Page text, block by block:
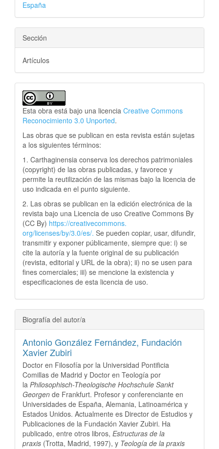
España
Sección
Artículos
Esta obra está bajo una licencia Creative Commons
Reconocimiento 3.0 Unported.
Las obras que se publican en esta revista están sujetas
a los siguientes términos:
1. Carthaginensia conserva los derechos patrimoniales
(copyright) de las obras publicadas, y favorece y
permite la reutilización de las mismas bajo la licencia de
uso indicada en el punto siguiente.
2. Las obras se publican en la edición electrónica de la
revista bajo una Licencia de uso Creative Commons By
(CC By) https://creativecommons.
org/licenses/by/3.0/es/. Se pueden copiar, usar, difundir,
transmitir y exponer públicamente, siempre que: i) se
cite la autoría y la fuente original de su publicación
(revista, editorial y URL de la obra); ii) no se usen para
fines comerciales; iii) se mencione la existencia y
especificaciones de esta licencia de uso.
Biografía del autor/a
Antonio González Fernández, Fundación
Xavier Zubiri
Doctor en Filosofía por la Universidad Pontificia
Comillas de Madrid y Doctor en Teología por
la Philosophisch-Theologische Hochschule Sankt
Georgen de Frankfurt. Profesor y conferenciante en
Universidades de España, Alemania, Latinoamérica y
Estados Unidos. Actualmente es Director de Estudios y
Publicaciones de la Fundación Xavier Zubiri. Ha
publicado, entre otros libros, Estructuras de la
praxis (Trotta, Madrid, 1997), y Teología de la praxis